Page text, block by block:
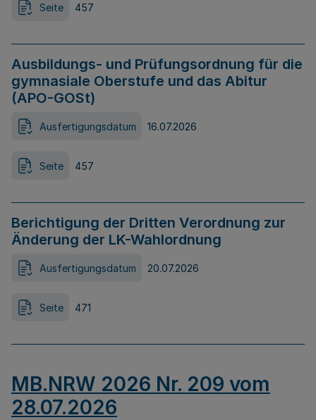
Seite 457
Ausbildungs- und Prüfungsordnung für die
gymnasiale Oberstufe und das Abitur
(APO-GOSt)
Ausfertigungsdatum 16.07.2026
Seite 457
Berichtigung der Dritten Verordnung zur
Änderung der LK-Wahlordnung
Ausfertigungsdatum 20.07.2026
Seite 471
MB.NRW 2026 Nr. 209 vom
28.07.2026